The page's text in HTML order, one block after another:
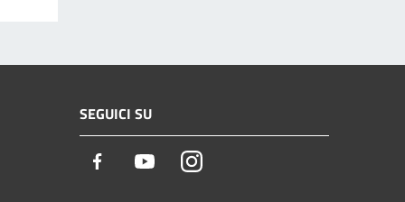
SEGUICI SU
Facebook YoutubeInstagram